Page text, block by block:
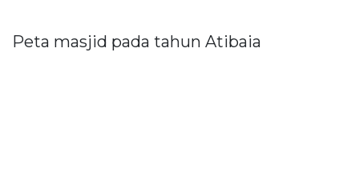
Peta masjid pada tahun Atibaia